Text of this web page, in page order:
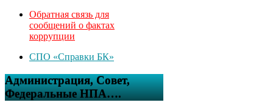
Обратная связь для
сообщений о фактах
коррупции
СПО «Справки БК»
Администрация, Совет,
Федеральные НПА….